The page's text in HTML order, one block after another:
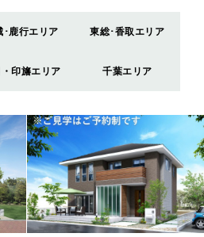
･鹿行エリア 東総･香取エリア
印旛エリア 千葉エリア